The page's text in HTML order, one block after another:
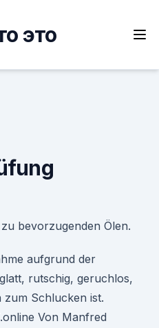
это
bevorzugenden Ölen.
aufgrund der
rutschig, geruchlos,
Schlucken ist.
Von Manfred